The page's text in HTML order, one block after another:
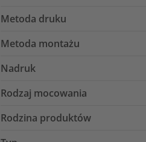
Metoda druku
Metoda montażu
Nadruk
Rodzaj mocowania
Rodzina produktów